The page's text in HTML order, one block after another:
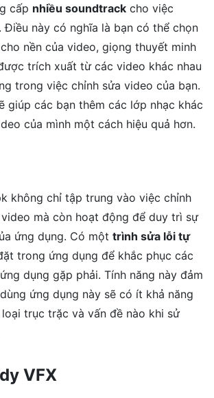
cấp nhiều soundtrack cho việc
Điều này có nghĩa là bạn có thể chọn
nền của video, giọng thuyết minh
trích xuất từ các video khác nhau
trong việc chỉnh sửa video của bạn.
giúp các bạn thêm các lớp nhạc khác
của mình một cách hiệu quả hơn.
không chỉ tập trung vào việc chỉnh
video mà còn hoạt động để duy trì sự
ứng dụng. Có một trình sửa lỗi tự
trong ứng dụng để khắc phục các
dụng gặp phải. Tính năng này đảm
ứng dụng này sẽ có ít khả năng
trục trặc và vấn đề nào khi sử
VFX